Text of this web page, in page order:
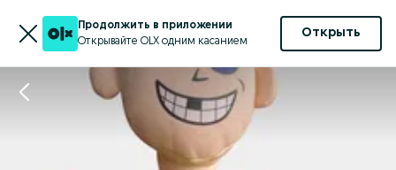
Продолжить в приложении
Открывайте OLX одним касанием
Открыть